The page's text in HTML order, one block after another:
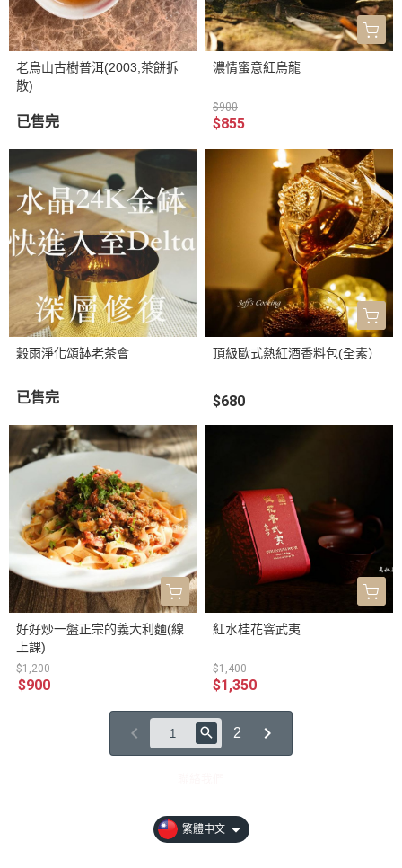
老烏山古樹普洱(2003,茶餅拆
散)
已售完
濃情蜜意紅烏龍
$900
$855
穀雨淨化頌缽老茶會
已售完
頂級歐式熱紅酒香料包(全素）
$680
好好炒一盤正宗的義大利麵(線
上課)
$1,200
$900
紅水桂花窨武夷
$1,400
$1,350
2
繁體中文